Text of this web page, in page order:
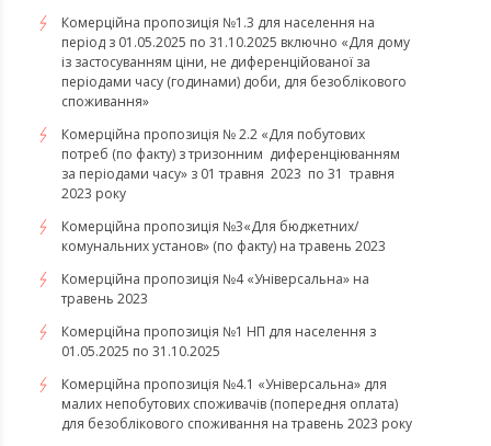
Комерційна пропозиція №1.3 для населення на
період з 01.05.2025 по 31.10.2025 включно «Для дому
із застосуванням ціни, не диференційованої за
періодами часу (годинами) доби, для безоблікового
споживання»
Комерційна пропозиція № 2.2 «Для побутових
потреб (по факту) з тризонним диференціюванням
за періодами часу» з 01 травня 2023 по 31 травня
2023 року
​​​​​​​Комерційна пропозиція №3«Для бюджетних/
комунальних установ» (по факту) на травень 2023
Комерційна пропозиція №4 «Універсальна» на
травень 2023
Комерційна пропозиція №1 НП для населення з
01.05.2025 по 31.10.2025
Комерційна пропозиція №4.1 «Універсальна» для
малих непобутових споживачів (попередня оплата)
для безоблікового споживання на травень 2023 року